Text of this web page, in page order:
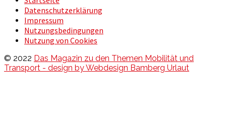
Datenschutzerklärung
Impressum
Nutzungsbedingungen
Nutzung von Cookies
© 2022 Das Magazin zu den Themen Mobilität und
Transport - design by Webdesign Bamberg Urlaut